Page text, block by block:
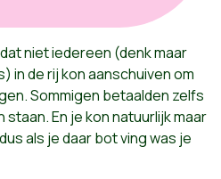
niet iedereen (denk maar
in de rij kon aanschuiven om
Sommigen betaalden zelfs
staan. En je kon natuurlijk maar
als je daar bot ving was je